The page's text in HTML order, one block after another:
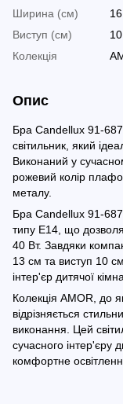
Ширина (см)
16
Виступ (см)
10
Колекція
Опис
Бра Candellux 91-
світильник, який
Виконаний у
рожевий колір
металу.
Бра Candellux 91-
типу E14, що
40 Вт. Завдяки
13 см та виступ 10
інтер'єр дитячої
Колекція AMOR, до
відрізняється
виконання. Цей
сучасного інтер'єру
комфортне